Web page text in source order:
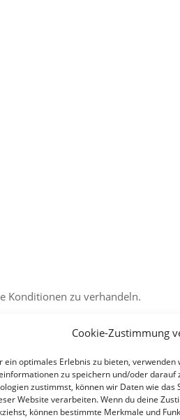
Cookie-Zustimmung
ein optimales Erlebnis zu bieten, verwenden
zu speichern und/oder darauf
zustimmst, können wir Daten wie
Website verarbeiten. Wenn du deine
können bestimmte Merkmale und
Konditionen zu verhandeln.